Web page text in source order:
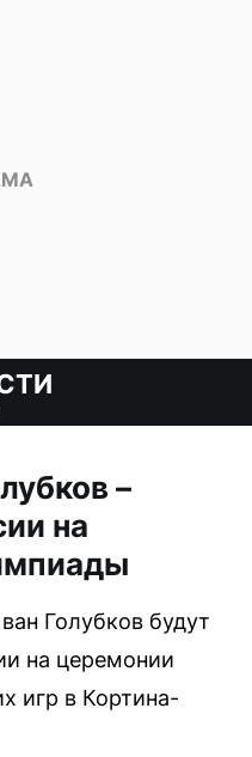
–
на
Голубков будут
на церемонии
игр в Кортина-